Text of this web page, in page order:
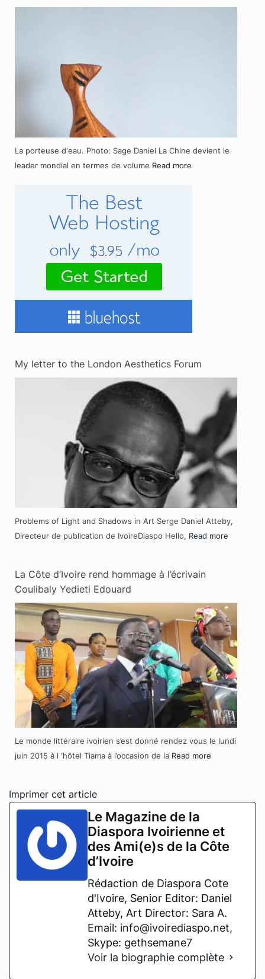
La porteuse d'eau. Photo: Sage Daniel La Chine devient le
leader mondial en termes de volume Read more
My letter to the London Aesthetics Forum
Problems of Light and Shadows in Art Serge Daniel Atteby,
Directeur de publication de IvoireDiaspo Hello, Read more
La Côte d’Ivoire rend hommage à l’écrivain
Coulibaly Yedieti Edouard
Le monde littéraire ivoirien s’est donné rendez vous le lundi
juin 2015 à l ‘hôtel Tiama à l’occasion de la Read more
Imprimer cet article
Le Magazine de la
Diaspora Ivoirienne et
des Ami(e)s de la Côte
d’Ivoire
Rédaction de Diaspora Cote
d'Ivoire, Senior Editor: Daniel
Atteby, Art Director: Sara A.
Email: info@ivoirediaspo.net,
Skype: gethsemane7
Voir la biographie complète